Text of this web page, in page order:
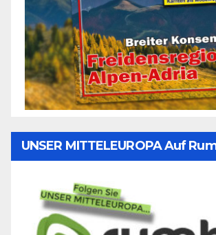
UNSER MITTELEUROPA Auf